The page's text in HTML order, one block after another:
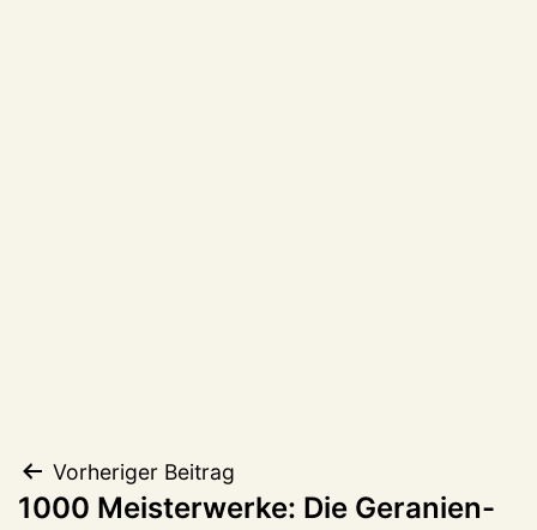
Beitragsnavigation
Vorheriger Beitrag
1000 Meisterwerke: Die Geranien-